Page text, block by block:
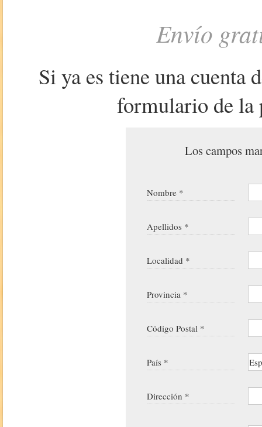
Envío
Si ya es tiene una cuenta
formulario de la
Los campos
Nombre *
Apellidos *
Localidad *
Provincia *
Código Postal *
País *
Dirección *